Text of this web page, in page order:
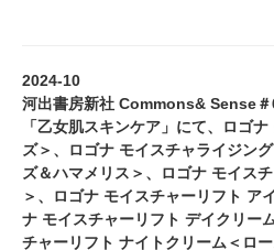
2024-10
河出書房新社 Commons& Sense＃
「乙女肌スキンケア」にて、ロゴ
ズ＞、ロゴナ モイスチャライジン
ズ＆ハマメリス＞、ロゴナ モイス
＞、ロゴナ モイスチャーリフト ア
ナ モイスチャーリフト デイクリー
チャーリフト ナイトクリーム＜ロ